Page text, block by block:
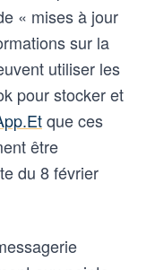
« mises à jour
sur la
utiliser les
pour stocker et
que ces
être
du 8 février